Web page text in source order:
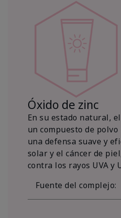
Óxido de zinc
En su estado natural,
un compuesto de polvo
una defensa suave y
solar y el cáncer de
contra los rayos UVA y
Fuente del complejo: